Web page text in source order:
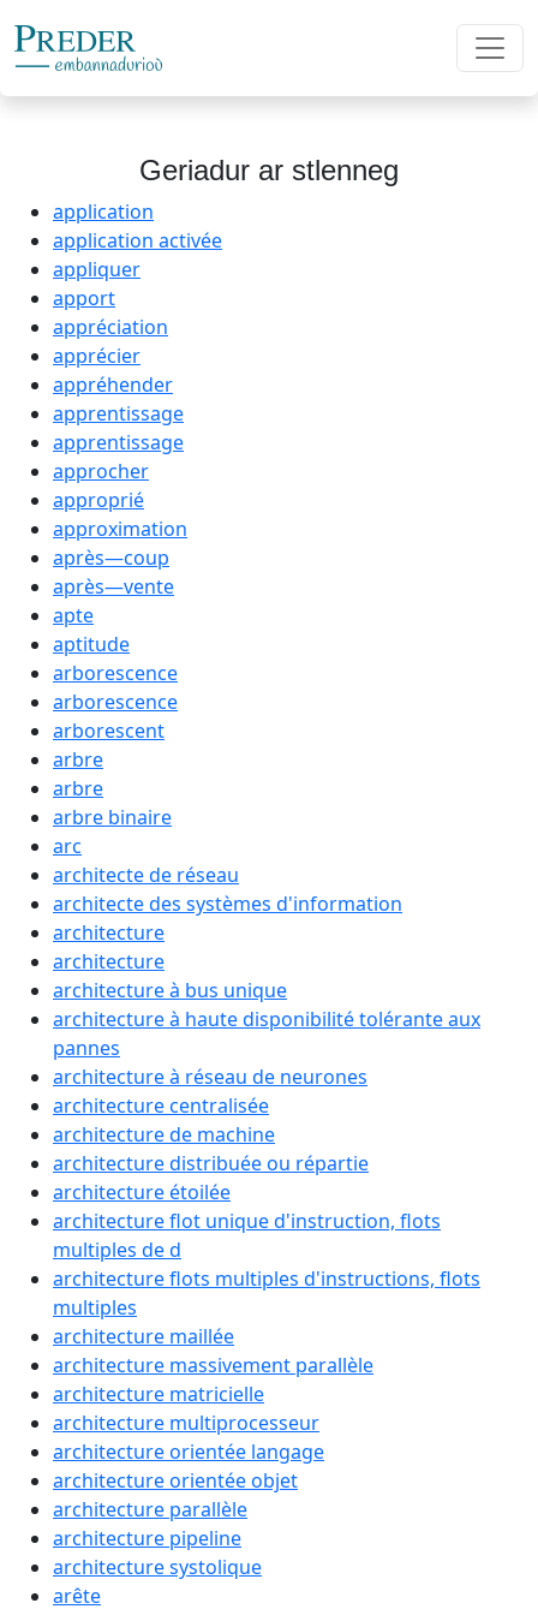
Geriadur ar stlenneg
application
application activée
appliquer
apport
appréciation
apprécier
appréhender
apprentissage
apprentissage
approcher
approprié
approximation
après―coup
après―vente
apte
aptitude
arborescence
arborescence
arborescent
arbre
arbre
arbre binaire
arc
architecte de réseau
architecte des systèmes d'information
architecture
architecture
architecture à bus unique
architecture à haute disponibilité tolérante aux
pannes
architecture à réseau de neurones
architecture centralisée
architecture de machine
architecture distribuée ou répartie
architecture étoilée
architecture flot unique d'instruction, flots
multiples de d
architecture flots multiples d'instructions, flots
multiples
architecture maillée
architecture massivement parallèle
architecture matricielle
architecture multiprocesseur
architecture orientée langage
architecture orientée objet
architecture parallèle
architecture pipeline
architecture systolique
arête